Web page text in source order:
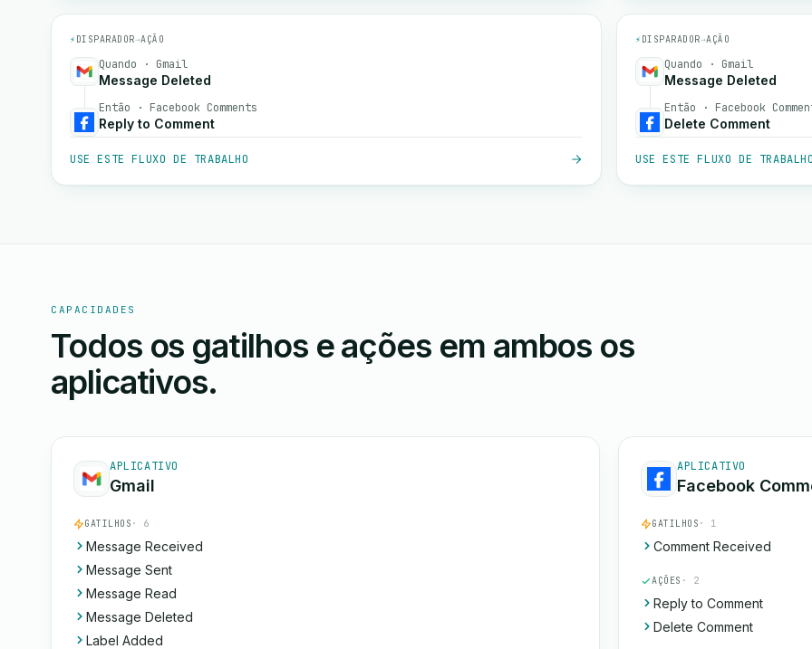
⚡ DISPARADOR→AÇÃO
Quando · Gmail
Message Deleted
Então · Facebook Comments
Reply to Comment
USE ESTE FLUXO DE TRABALHO
⚡ DISPARADOR→AÇÃO
Quando · Gmail
Message Deleted
Então · Facebook
Delete Comment
USE ESTE FLUXO DE
CAPACIDADES
Todos os gatilhos e ações em ambos os
aplicativos.
APLICATIVO
Gmail
GATILHOS · 6
Message Received
Message Sent
Message Read
Message Deleted
Label Added
APLICATIVO
Facebook
GATILHOS · 1
Comment Received
AÇÕES · 2
Reply to Comment
Delete Comment